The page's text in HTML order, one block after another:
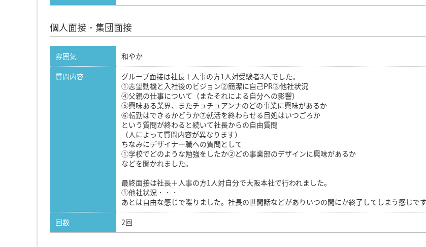
個人面接・集団面接
雰囲気
和やか
質問内容
グループ面接は社長＋人事の方1人対受験者3人でした。
①志望動機と入社後のビジョン②簡潔に自己PR③他社状況
④父親の仕事について（またそれによる自分への影響）
⑤興味ある業界、またチュチュアンナのどの事業に興味があるか
⑥転勤はできるかどうか⑦就活を終わらせる目処はいつごろか
という質問が終わると続いて社長からの自由質問
（人によって質問内容が異なります）
ちなみにデザイナー職への質問として
①学校でどのような勉強をしたか②どの事業部のデザインに興味があるか
などを聞かれました。
最終面接は社長＋人事の方1人対自分で大阪本社で行われました。
①他社状況・・・
あとは自由な感じで喋りました。社長の世間話などがありいつの間にか終了してしまう感じです
回数
2回